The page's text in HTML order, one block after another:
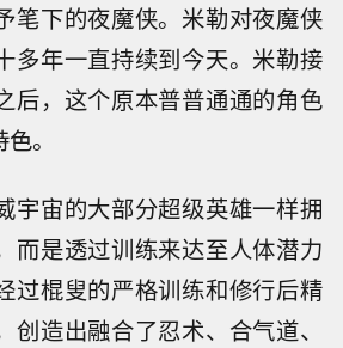
笔下的夜魔侠。米勒对夜魔侠
多年一直持续到今天。米勒接
后，这个原本普普通通的角色
。
宇宙的大部分超级英雄一样拥
而是透过训练来达至人体潜力
过棍叟的严格训练和修行后精
创造出融合了忍术、合气道、